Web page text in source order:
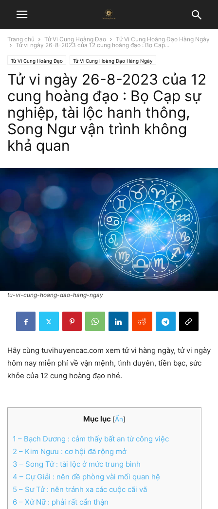
Trang chủ Tử Vi Cung Hoàng Đạo
Tử Vi Cung Hoàng Đạo Hàng Ngày
Tử vi ngày 26-8-2023 của 12 cung hoàng đạo : Bọ Cạp...
Tử Vi Cung Hoàng Đạo Tử Vi Cung Hoàng Đạo Hàng Ngày
Tử vi ngày 26-8-2023 của 12
cung hoàng đạo : Bọ Cạp sự
nghiệp, tài lộc hanh thông,
Song Ngư vận trình không
khả quan
tu-vi-cung-hoang-dao-hang-ngay
Hãy cùng tuvihuyencac.com xem tử vi hàng ngày, tử vi ngày
hôm nay miễn phí về vận mệnh, tình duyên, tiền bạc, sức
khỏe của 12 cung hoàng đạo nhé.
Mục lục [Ẩn]
1 – Bạch Dương : cảm thấy bất an từ công việc
2 – Kim Ngưu : cơ hội đã rộng mở
3 – Song Tử : tài lộc ở mức trung bình
4 – Cự Giải : nên đề phòng vài mối quan hệ
5 – Sư Tử : nên tránh xa các cuộc cãi vã
6 – Xử Nữ : phải rất cẩn thận